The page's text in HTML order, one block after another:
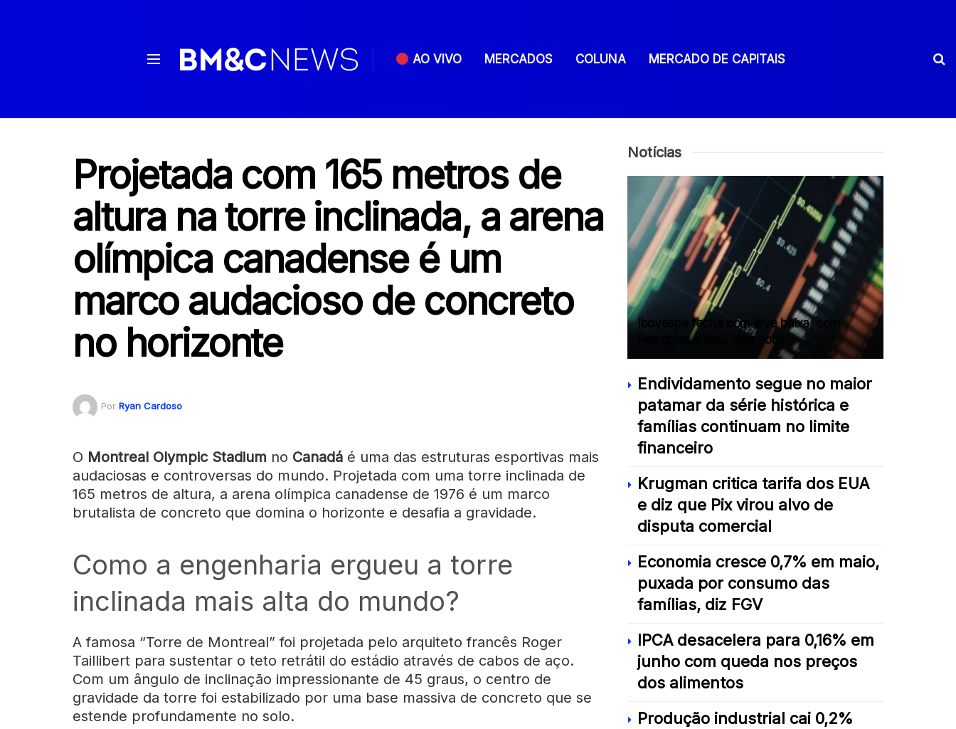
AO VIVO MERCADOS COLUNA MERCADO DE CAPITAIS
Projetada com 165 metros de
altura na torre inclinada, a arena
olímpica canadense é um
marco audacioso de concreto
no horizonte
Por Ryan Cardoso
O Montreal Olympic Stadium no Canadá é uma das estruturas esportivas mais
audaciosas e controversas do mundo. Projetada com uma torre inclinada de
165 metros de altura, a arena olímpica canadense de 1976 é um marco
brutalista de concreto que domina o horizonte e desafia a gravidade.
Como a engenharia ergueu a torre
inclinada mais alta do mundo?
A famosa “Torre de Montreal” foi projetada pelo arquiteto francês Roger
Taillibert para sustentar o teto retrátil do estádio através de cabos de aço.
Com um ângulo de inclinação impressionante de 45 graus, o centro de
gravidade da torre foi estabilizado por uma base massiva de concreto que se
estende profundamente no solo.
Notícias
Ibovespa fecha com leve baixa, com
Petrobras e Itaú; Vale sobe
Endividamento segue no maior
patamar da série histórica e
famílias continuam no limite
financeiro
Krugman critica tarifa dos EUA
e diz que Pix virou alvo de
disputa comercial
Economia cresce 0,7% em maio,
puxada por consumo das
famílias, diz FGV
IPCA desacelera para 0,16% em
junho com queda nos preços
dos alimentos
Produção industrial cai 0,2%